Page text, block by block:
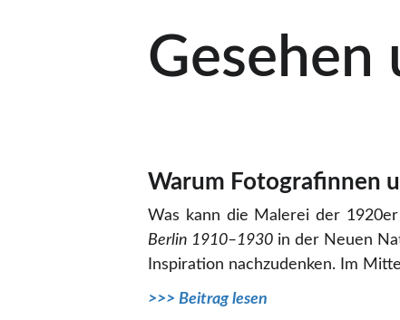
Warum Fotografinnen
Was kann die Malerei der
Berlin 1910–1930 in der Neuen
Inspiration nachzudenken. Im
>>> Beitrag lesen